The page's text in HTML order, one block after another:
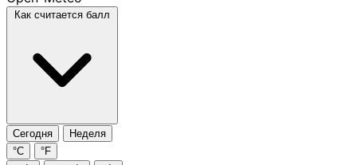
Как считается балл
Сегодня
Неделя
°C
°F